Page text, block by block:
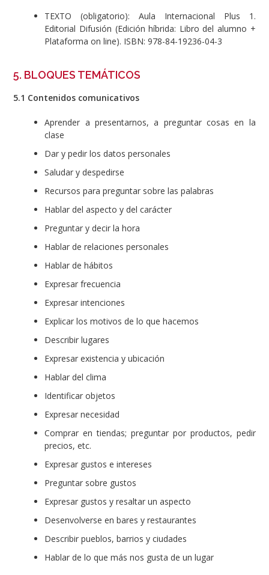
TEXTO (obligatorio): Aula Internacional Plus 1.
Editorial Difusión (Edición híbrida: Libro del alumno +
Plataforma on line). ISBN:978-84-19236-04-3
5. BLOQUES TEMÁTICOS
5.1 Contenidos comunicativos
Aprender a presentarnos, a preguntar cosas en la
clase
Dar y pedir los datos personales
Saludar y despedirse
Recursos para preguntar sobre las palabras
Hablar del aspecto y del carácter
Preguntar y decir la hora
Hablar de relaciones personales
Hablar de hábitos
Expresar frecuencia
Expresar intenciones
Explicar los motivos de lo que hacemos
Describir lugares
Expresar existencia y ubicación
Hablar del clima
Identificar objetos
Expresar necesidad
Comprar en tiendas; preguntar por productos, pedir
precios, etc.
Expresar gustos e intereses
Preguntar sobre gustos
Expresar gustos y resaltar un aspecto
Desenvolverse en bares y restaurantes
Describir pueblos, barrios y ciudades
Hablar de lo que más nos gusta de un lugar